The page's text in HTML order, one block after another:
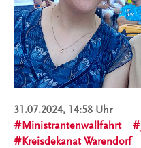
31.07.2024, 14:58 Uhr
Ministrantenwallfahrt
Kreisdekanat Warendorf